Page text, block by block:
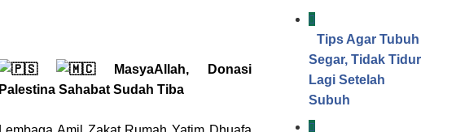
MasyaAllah, Donasi
Palestina Sahabat Sudah Tiba
Tips Agar Tubuh
Segar, Tidak Tidur
Lagi Setelah
Subuh